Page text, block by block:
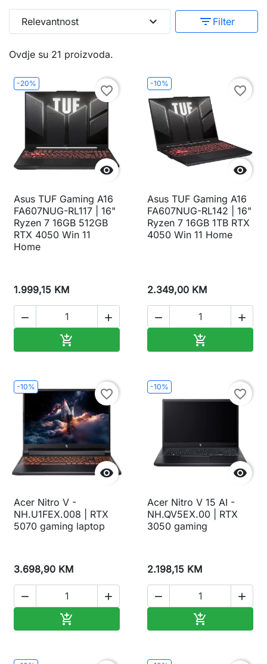
Ovdje su 21 proizvoda.
Relevantnost expand_more filter_list Filter
-20%

favorite_border
Asus TUF Gaming A16
FA607NUG-RL117 | 16"
Ryzen 7 16GB 512GB
RTX 4050 Win 11
Home
1.999,15 KM
 

-10%

favorite_border
Asus TUF Gaming A16
FA607NUG-RL142 | 16"
Ryzen 7 16GB 1TB RTX
4050 Win 11 Home
2.349,00 KM
 

-10%

favorite_border
Acer Nitro V -
NH.U1FEX.008 | RTX
5070 gaming laptop
3.698,90 KM
 

-10%

favorite_border
Acer Nitro V 15 AI -
NH.QV5EX.00 | RTX
3050 gaming
2.198,15 KM
 
